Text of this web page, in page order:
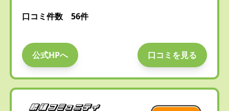
口コミ件数 56件
公式HPへ 口コミを見る